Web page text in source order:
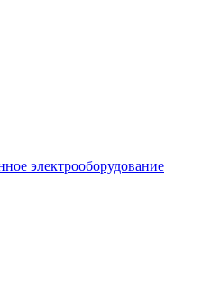
электрооборудование